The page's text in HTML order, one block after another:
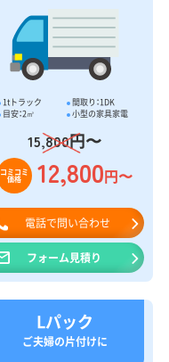
1tトラック
間取り：1DK
目安：2㎥
小型の家具家電
15,800円〜
コミコミ
価格 12,800円〜
電話で問い合わせ
フォーム見積り
Lパック
ご夫婦の片付けに